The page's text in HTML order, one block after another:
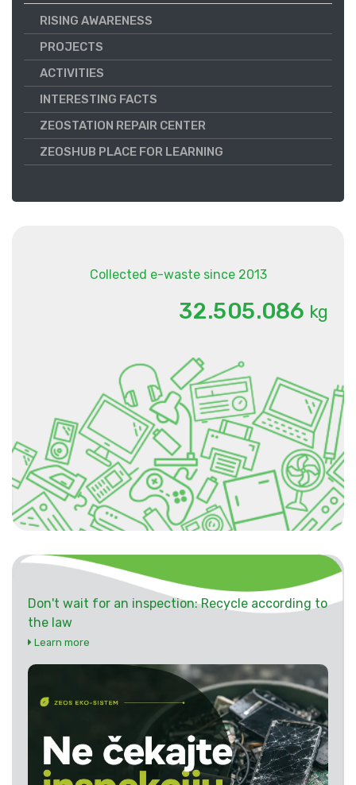
RISING AWARENESS
PROJECTS
ACTIVITIES
INTERESTING FACTS
ZEOSTATION REPAIR CENTER
ZEOSHUB PLACE FOR LEARNING
Collected e-waste since 2013
32.505.086 kg
Don't wait for an inspection: Recycle according to
the law
Learn more